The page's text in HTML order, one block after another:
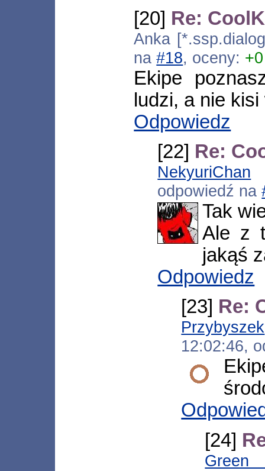
[20] Re:
Anka
na#18, oceny: +0
Ekipe
ludzi, a nie
Odpowiedz
[22] Re:
NekyuriChan
odpowiedź na
Tak
Ale z
jakąś
Odpowiedz
[23] Re:
Przybyszek
12:02:46,
[24]
Green